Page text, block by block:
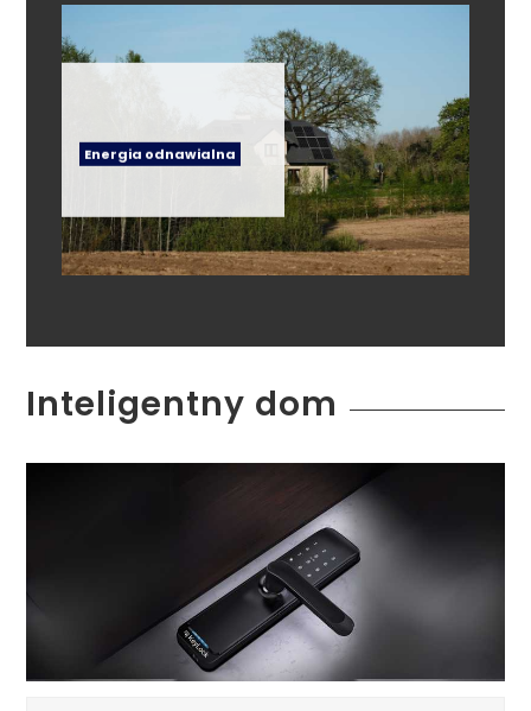
Energia odnawialna
Inteligentny dom